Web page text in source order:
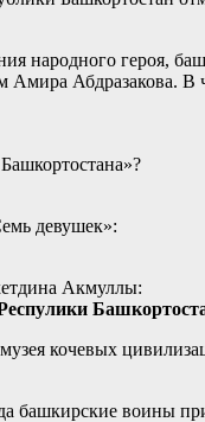
народного героя,
Абдразакова. В
девушек»:
Акмуллы:
кочевых
башкирские воины